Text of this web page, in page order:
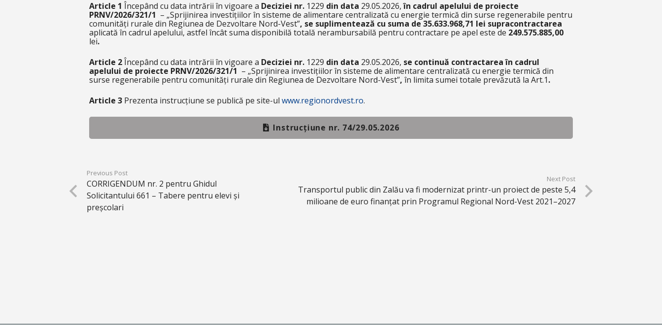
Article 1 Începând cu data intrării în vigoare a Deciziei nr. 1229 din data 29.05.2026,în cadrul apelului de proiecte
PRNV/2026/321/1 – „Sprijinirea investițiilor în sisteme de alimentare centralizată cu energie termică din surse regenerabile pentru
comunități rurale din Regiunea de Dezvoltare Nord-Vest”, se suplimentează cu suma de 35.633.968,71 lei supracontractarea
aplicată în cadrul apelului, astfel încât suma disponibilă totală nerambursabilă pentru contractare pe apel este de 249.575.885,00
lei.
Article 2Începând cu data intrării în vigoare a Deciziei nr. 1229 din data 29.05.2026, se continuă contractarea în cadrul
apelului de proiecte PRNV/2026/321/1 – „Sprijinirea investițiilor în sisteme de alimentare centralizată cu energie termică din
surse regenerabile pentru comunități rurale din Regiunea de Dezvoltare Nord-Vest”, în limita sumei totale prevăzută la Art.1.
Article 3 Prezenta instrucțiune se publică pe site-ul www.regionordvest.ro.
Instrucțiune nr. 74/29.05.2026
Previous Post
CORRIGENDUM nr. 2 pentru Ghidul
Solicitantului 661 – Tabere pentru elevi și
preșcolari
Next Post
Transportul public din Zalău va fi modernizat printr-un proiect de peste 5,4
milioane de euro finanțat prin Programul Regional Nord-Vest 2021–2027